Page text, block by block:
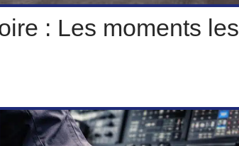
: Les moments les